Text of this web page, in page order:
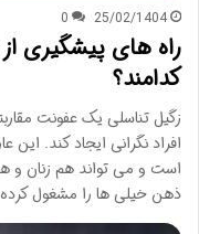
25/02/1404
0
راه های پیشگیری
کدامند؟
زگیل تناسلی یک عفونت
است و می تواند هم زنان و
ذهن خیلی ها را مشغول